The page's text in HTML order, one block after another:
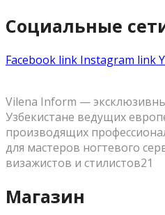
Социальные
Facebook link Instagram link
Vilena Inform —
Узбекистане ведущих
производящих
для мастеров ногтевого
визажистов и стилистов21
Магазин